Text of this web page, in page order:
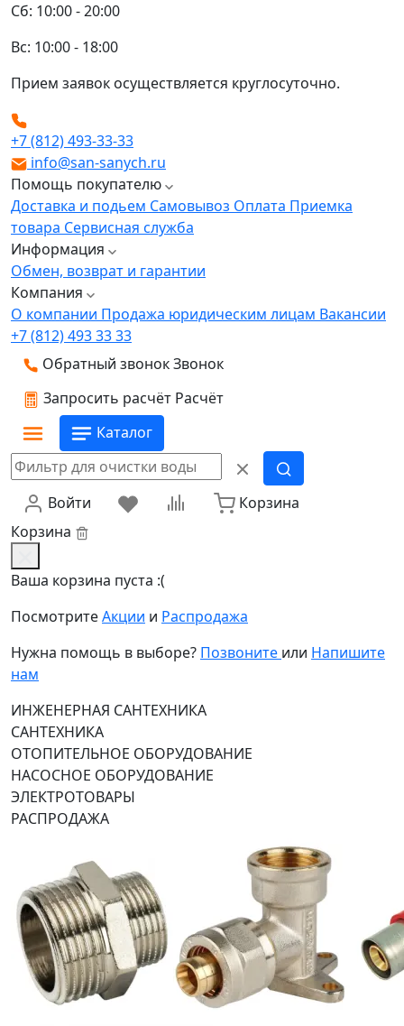
Сб: 10:00 - 20:00
Вс: 10:00 - 18:00
Прием заявок осуществляется круглосуточно.
+7 (812) 493-33-33
info@san-sanych.ru
Помощь покупателю
Доставка и подьем Самовывоз Оплата Приемка
товара Сервисная служба
Информация
Обмен, возврат и гарантии
Компания
О компании Продажа юридическим лицам Вакансии
+7 (812) 493 33 33
Обратный звонокЗвонок
Запросить расчёт Расчёт
Каталог
Войти
Корзина
Корзина
Ваша корзина пуста :(
ПосмотритеАкции и Распродажа
Нужна помощь в выборе? Позвоните или Напишите
нам
ИНЖЕНЕРНАЯ САНТЕХНИКА
САНТЕХНИКА
ОТОПИТЕЛЬНОЕ ОБОРУДОВАНИЕ
НАСОСНОЕ ОБОРУДОВАНИЕ
ЭЛЕКТРОТОВАРЫ
РАСПРОДАЖА